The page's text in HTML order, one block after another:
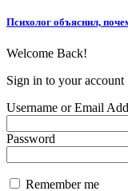
Психолог объяснил,
Welcome Back!
Sign in to your account
Username or Email
Password
Remember me